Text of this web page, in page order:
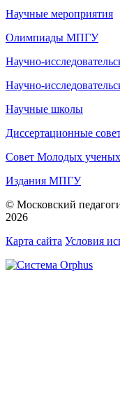
Научные мероприятия
Олимпиады МПГУ
Научно-
Научно-
Научные школы
Диссертационные
Совет Молодых
Издания МПГУ
© Московский
2026
Карта сайта Условия